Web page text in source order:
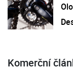
Komerční